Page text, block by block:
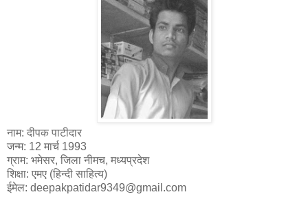
नाम: दीपक पाटीदार
जन्म: 12 मार्च 1993
ग्राम: भमेसर, जिला नीमच, मध्यप्रदेश
शिक्षा: एमए (हिन्दी साहित्य)
ईमेल: deepakpatidar9349@gmail.com